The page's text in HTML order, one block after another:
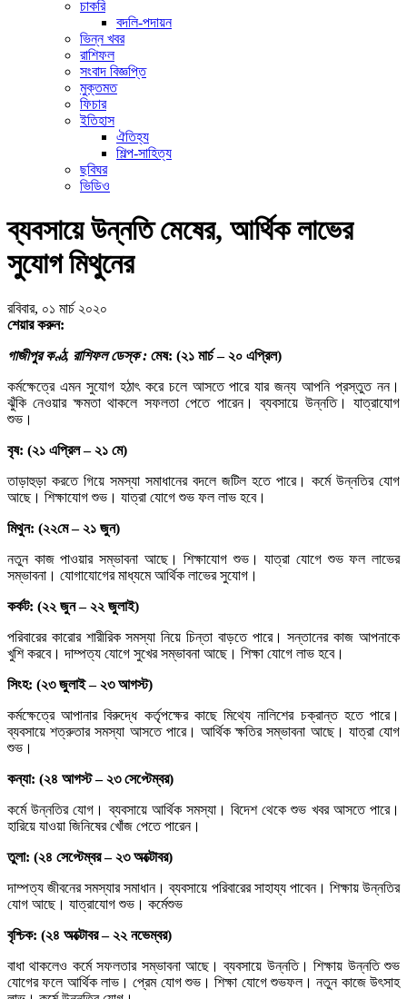
চাকরি
বদলি-পদায়ন
ভিন্ন খবর
রাশিফল
সংবাদ বিজ্ঞপ্তি
মুক্তমত
ফিচার
ইতিহাস
ঐতিহ্য
শিল্প-সাহিত্য
ছবিঘর
ভিডিও
ব্যবসায়ে উন্নতি মেষের, আর্থিক লাভের
সুযোগ মিথুনের
রবিবার, ০১ মার্চ ২০২০
শেয়ার করুন:
গাজীপুর কণ্ঠ, রাশিফল ডেস্ক : মেষ: (২১ মার্চ – ২০ এপ্রিল)
কর্মক্ষেত্রে এমন সুযোগ হঠাৎ করে চলে আসতে পারে যার জন্য আপনি প্রস্তুত নন।
ঝুঁকি নেওয়ার ক্ষমতা থাকলে সফলতা পেতে পারেন। ব্যবসায়ে উন্নতি। যাত্রাযোগ
শুভ।
বৃষ: (২১ এপ্রিল – ২১ মে)
তাড়াহুড়া করতে গিয়ে সমস্যা সমাধানের বদলে জটিল হতে পারে। কর্মে উন্নতির যোগ
আছে। শিক্ষাযোগ শুভ। যাত্রা যোগে শুভ ফল লাভ হবে।
মিথুন: (২২মে – ২১ জুন)
নতুন কাজ পাওয়ার সম্ভাবনা আছে। শিক্ষাযোগ শুভ। যাত্রা যোগে শুভ ফল লাভের
সম্ভাবনা। যোগাযোগের মাধ্যমে আর্থিক লাভের সুযোগ।
কর্কট: (২২ জুন – ২২ জুলাই)
পরিবারের কারোর শারীরিক সমস্যা নিয়ে চিন্তা বাড়তে পারে। সন্তানের কাজ আপনাকে
খুশি করবে। দাম্পত্য যোগে সুখের সম্ভাবনা আছে। শিক্ষা যোগে লাভ হবে।
সিংহ: (২৩ জুলাই – ২৩ আগস্ট)
কর্মক্ষেত্রে আপানার বিরুদ্ধে কর্তৃপক্ষের কাছে মিথ্যে নালিশের চক্রান্ত হতে পারে।
ব্যবসায়ে শত্রুতার সমস্যা আসতে পারে। আর্থিক ক্ষতির সম্ভাবনা আছে। যাত্রা যোগ
শুভ।
কন্যা: (২৪ আগস্ট – ২৩ সেপ্টেম্বর)
কর্মে উন্নতির যোগ। ব্যবসায়ে আর্থিক সমস্যা। বিদেশ থেকে শুভ খবর আসতে পারে।
হারিয়ে যাওয়া জিনিষের খোঁজ পেতে পারেন।
তুলা: (২৪ সেপ্টেম্বর – ২৩ অক্টোবর)
দাম্পত্য জীবনের সমস্যার সমাধান। ব্যবসায়ে পরিবারের সাহায্য পাবেন। শিক্ষায় উন্নতির
যোগ আছে। যাত্রাযোগ শুভ। কর্মেশুভ
বৃশ্চিক: (২৪ অক্টোবর – ২২ নভেম্বর)
বাধা থাকলেও কর্মে সফলতার সম্ভাবনা আছে। ব্যবসায়ে উন্নতি। শিক্ষায় উন্নতি শুভ
যোগের ফলে আর্থিক লাভ। প্রেম যোগ শুভ। শিক্ষা যোগে শুভফল। নতুন কাজে উৎসাহ